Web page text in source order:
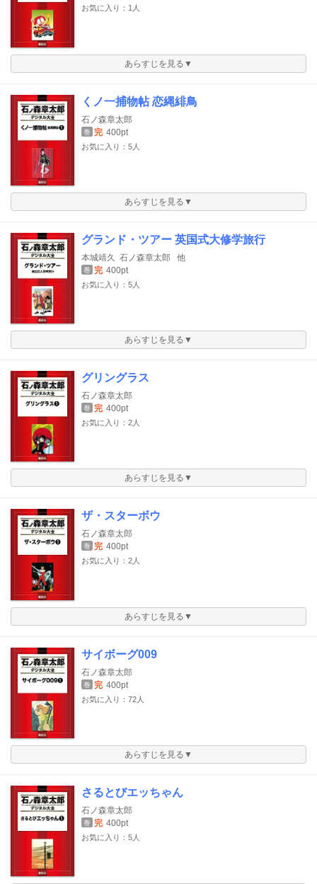
お気に入り：1人
あらすじを見る▼
くノ一捕物帖 恋縄緋鳥
石ノ森章太郎
巻 完 400pt
お気に入り：5人
あらすじを見る▼
グランド・ツアー 英国式大修学旅行
本城靖久 石ノ森章太郎 他
巻 完 400pt
お気に入り：5人
あらすじを見る▼
グリングラス
石ノ森章太郎
巻 完 400pt
お気に入り：2人
あらすじを見る▼
ザ・スターボウ
石ノ森章太郎
巻 完 400pt
お気に入り：2人
あらすじを見る▼
サイボーグ009
石ノ森章太郎
巻 完 400pt
お気に入り：72人
あらすじを見る▼
さるとびエッちゃん
石ノ森章太郎
巻 完 400pt
お気に入り：5人